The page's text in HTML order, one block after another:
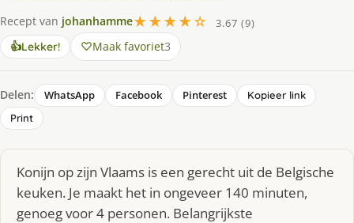
Recept van johanhamme★★★★☆
3.67 (9)
👍Lekker! Maak favoriet3
Delen: WhatsApp Facebook Pinterest
Kopieer link
Print
Konijn op zijn Vlaams is een gerecht uit de Belgische
keuken. Je maakt het in ongeveer 140 minuten,
genoeg voor 4 personen. Belangrijkste